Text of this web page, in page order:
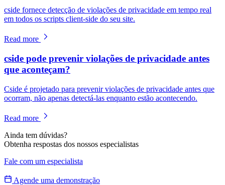
cside fornece detecção de violações de privacidade em tempo real
em todos os scripts client-side do seu site.
Read more
cside pode prevenir violações de privacidade antes
que aconteçam?
Cside é projetado para prevenir violações de privacidade antes que
ocorram, não apenas detectá-las enquanto estão acontecendo.
Read more
Ainda tem dúvidas?
Obtenha respostas dos nossos especialistas
Fale com um especialista
Agende uma demonstração